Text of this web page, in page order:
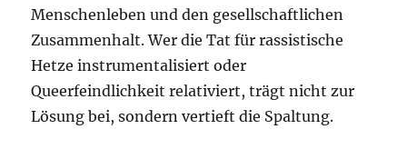
Menschenleben und den gesellschaftlichen
Zusammenhalt. Wer die Tat für rassistische
Hetze instrumentalisiert oder
Queerfeindlichkeit relativiert, trägt nicht zur
Lösung bei, sondern vertieft die Spaltung.